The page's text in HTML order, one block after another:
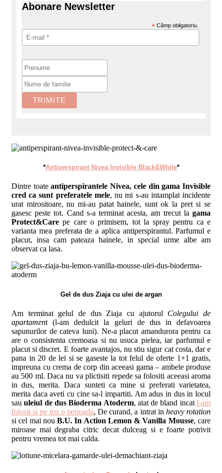
Abonare Newsletter
* Câmp obligatoriu.
*Antiperspirant Nivea Invisible Black&White*
Dintre toateantiperspirantele Nivea, cele din gama Invisible
cred ca sunt preferatele mele, nu mi s-au intamplat incidente
urat mirositoare, nu mi-au patat hainele, sunt ok la pret si se
gasesc peste tot. Cand s-a terminat acesta, am trecut la gama
Protect&Care pe care o primisem, tot la spray pentru ca e
varianta mea preferata de a aplica antiperspirantul. Parfumul e
placut, insa cam pateaza hainele, in special urme albe am
observat ca lasa.
Gel de dus Ziaja cu ulei de argan
Am terminat gelul de dus Ziaja cu ajutorul Colegului de
apartament (l-am dedulcit la geluri de dus in defavoarea
sapunurilor de cateva luni). Ne-a placut amandurora pentru ca
are o consistenta cremoasa si nu usuca pielea, iar parfumul e
placut si discret. E foarte avantajos, nu stiu sigur cat costa, dar e
pana in 20 de lei si se gaseste la tot felul de oferte 1+1 gratis,
impreuna cu crema de corp din aceeasi gama – ambele produse
au 500 ml. Daca nu va plictisiti repede sa folositi aceeasi aroma
in dus, merita. Daca sunteti ca mine si preferati varietatea,
merita daca aveti cu cine sa-l impartiti. Am adus in dus in locul
sauuleiul de dus Bioderma Atoderm, atat de bland incatl-am
folosit si pe ten o perioada, De curand, a intrat in heavy rotation
si cel mai nouB.U. In Action Lemon & Vanilla Mousse, care
miroase mai degraba citric decat dulceag si e foarte potrivit
pentru vremea tot mai calda.